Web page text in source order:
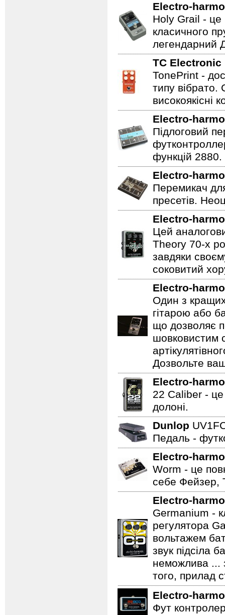
Electro-
Holy Grail - це
класичного
легендарний
TC Electronic
TonePrint -
типу вібрато.
високоякісні
Electro-
Підлоговий
функцій 2880.
Electro-
Перемикач
пресетів.
Electro-
Цей
Theory 70-х
завдяки
соковитий
Electro-
Один з
гітарою або
що дозволяє
шовковистим
Дозвольте
Electro-
22 Caliber - це
долоні.
Dunlop
Педаль -
Electro-
Worm - це
себе Фейзер,
Electro-
Germanium -
регулятора
вольтажем
звук підсіла
неможлива ...
того, прилад
Electro-
Фут